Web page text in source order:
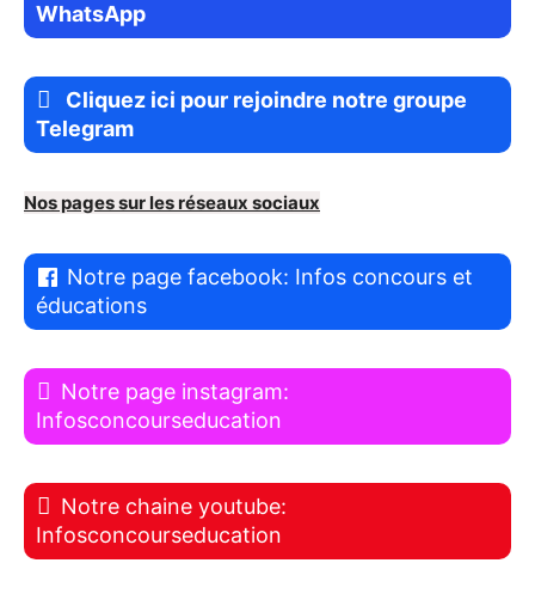
WhatsApp
Cliquez ici pour rejoindre notre groupe
Telegram
Nos pages sur les réseaux sociaux
Notre page facebook: Infos concours et
éducations
Notre page instagram:
Infosconcourseducation
Notre chaine youtube:
Infosconcourseducation